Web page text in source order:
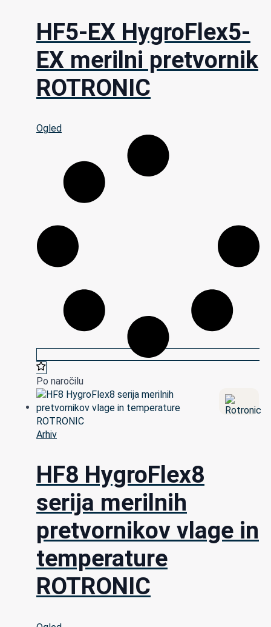
HF5-EX HygroFlex5-
EX merilni pretvornik
ROTRONIC
Ogled
Po naročilu
Arhiv
HF8 HygroFlex8
serija merilnih
pretvornikov vlage in
temperature
ROTRONIC